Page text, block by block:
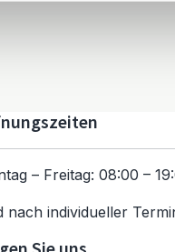
– Freitag: 08:00 –
nach individueller